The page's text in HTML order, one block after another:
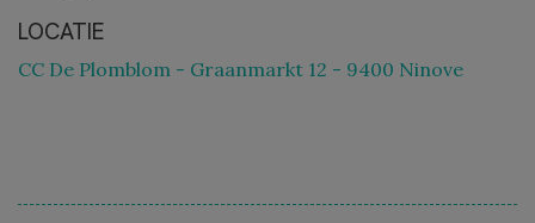
LOCATIE
CC De Plomblom - Graanmarkt 12 - 9400 Ninove